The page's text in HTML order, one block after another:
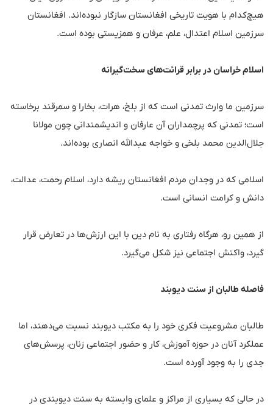
هیچ‌کدام با هویت تاریخی افغانستان سازگار نبوده‌اند. افغانستان
سرزمین اسلام اعتدال، علم، عرفان و همزیستی بوده است.
اسلام خراسان در برابر قرائت‌های سخت‌گیرانه
سرزمین ما وارث تمدنی است که از بلخ، هرات، بخارا و سمرقند برخاسته
است؛ تمدنی که پرچمداران آن عارفان و اندیشمندانی چون مولانا
جلال‌الدین محمد بلخی و خواجه عبدالله انصاری بوده‌اند.
اسلامی که در وجدان مردم افغانستان ریشه دارد، اسلام رحمت، عدالت،
دانش و کرامت انسانی است.
از همین رو، هرگاه رفتاری به نام دین با این ارزش‌ها در تعارض قرار
گیرد، واکنش اجتماعی نیز شکل می‌گیرد.
فاصله طالبان از سنت دیوبند
طالبان مشروعیت فکری خود را به مکتب دیوبند نسبت می‌دهند، اما
عملکرد آنان در حوزه آموزش، کار و حضور اجتماعی زنان، پرسش‌های
جدی را به وجود آورده است.
در حالی که بسیاری از مراکز و علمای وابسته به سنت دیوبندی در